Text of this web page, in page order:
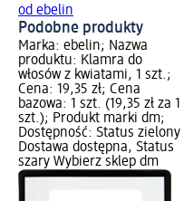
od ebelin
Podobne produkty
Marka: ebelin; Nazwa
produktu: Klamra do
włosów z kwiatami, 1 szt.;
Cena: 19,35 zł; Cena
bazowa: 1 szt. (19,35 zł za 1
szt.); Produkt marki dm;
Dostępność: Status zielony
Dostawa dostępna, Status
szary Wybierz sklep dm